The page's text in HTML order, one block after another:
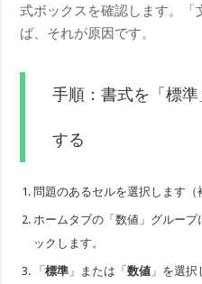
式ボックスを確認します。
ば、それが原因です。
手順：書式を「標
する
問題のあるセルを選択します（
ホームタブの「数値」グルー
ックします。
「標準 」または「数値 」を選択